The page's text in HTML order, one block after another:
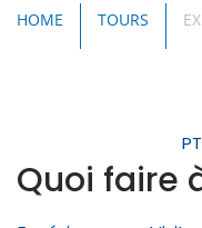
HOME TOURS
PT
Quoi faire